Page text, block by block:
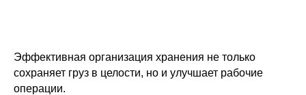
Эффективная организация хранения не только
сохраняет груз в целости, но и улучшает рабочие
операции.